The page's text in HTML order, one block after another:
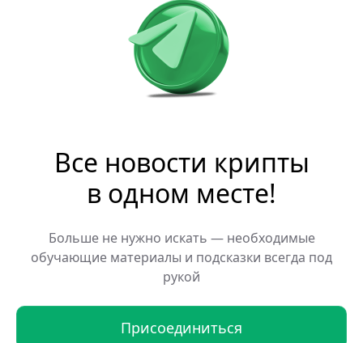
Все новости крипты
в одном месте!
Больше не нужно искать — необходимые
обучающие материалы и подсказки всегда под
рукой
Присоединиться
принадлежит 4,59% от общего объема
второй по капитализации криптовалюты.
Суммарная стоимость активов BitMine,
включая цифровые валюты и фиат, достигла
— 204 BTC;
($88 млн);
— $247 млн наличными.
BitMine остается лидером среди
корпоративных держателей Ethereum. В